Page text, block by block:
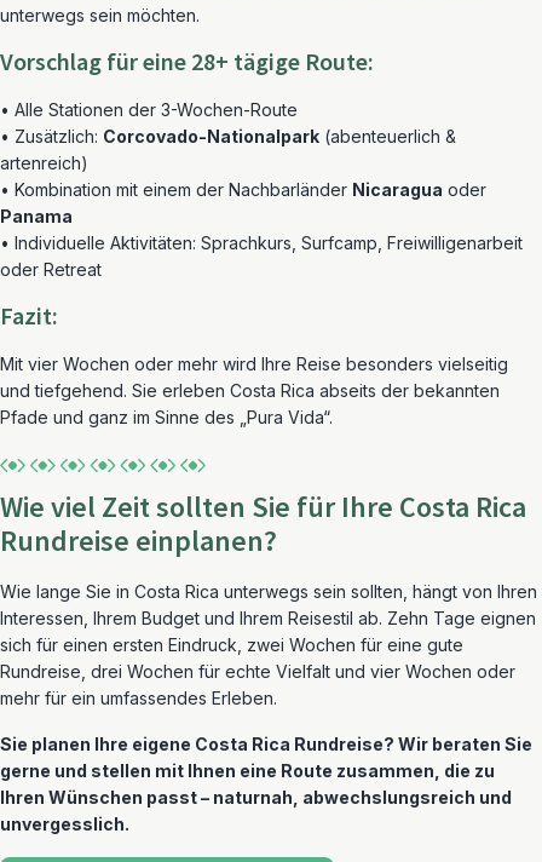
unterwegs sein möchten.
Vorschlag für eine 28+ tägige Route:
• Alle Stationen der 3-Wochen-Route
• Zusätzlich: Corcovado-Nationalpark (abenteuerlich &
artenreich)
• Kombination mit einem der Nachbarländer Nicaragua oder
Panama
• Individuelle Aktivitäten: Sprachkurs, Surfcamp, Freiwilligenarbeit
oder Retreat
Fazit:
Mit vier Wochen oder mehr wird Ihre Reise besonders vielseitig
und tiefgehend. Sie erleben Costa Rica abseits der bekannten
Pfade und ganz im Sinne des „Pura Vida“.
Wie viel Zeit sollten Sie für Ihre Costa Rica
Rundreise einplanen?
Wie lange Sie in Costa Rica unterwegs sein sollten, hängt von Ihren
Interessen, Ihrem Budget und Ihrem Reisestil ab. Zehn Tage eignen
sich für einen ersten Eindruck, zwei Wochen für eine gute
Rundreise, drei Wochen für echte Vielfalt und vier Wochen oder
mehr für ein umfassendes Erleben.
Sie planen Ihre eigene Costa Rica Rundreise? Wir beraten Sie
gerne und stellen mit Ihnen eine Route zusammen, die zu
Ihren Wünschen passt – naturnah, abwechslungsreich und
unvergesslich.